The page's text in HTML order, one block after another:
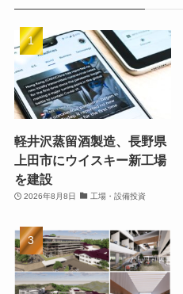
軽井沢蒸留酒製造、長野県
上田市にウイスキー新工場
を建設
2026年8月8日 工場・設備投資